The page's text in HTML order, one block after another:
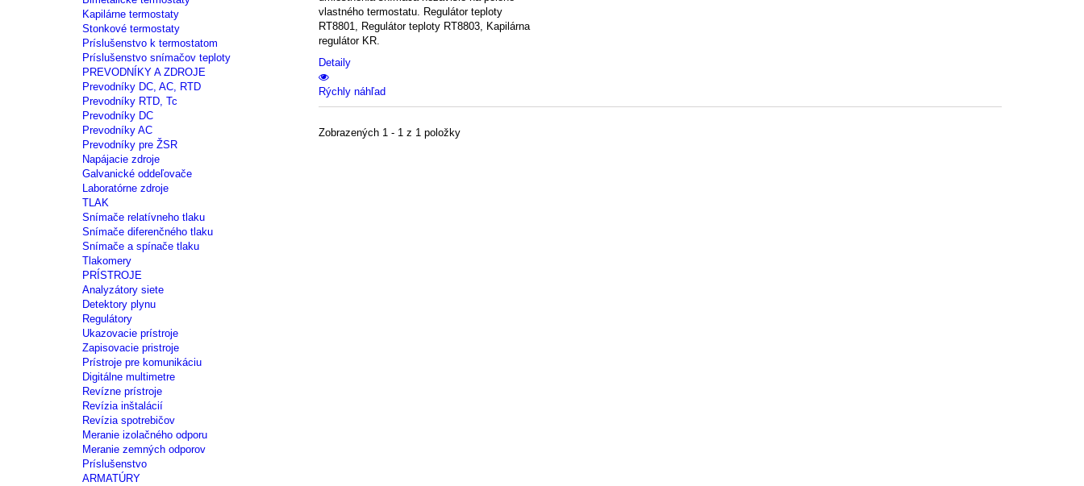
Kapilárne termostaty
Stonkové termostaty
Príslušenstvo k termostatom
Príslušenstvo snímačov teploty
PREVODNÍKY A ZDROJE
Prevodníky DC, AC, RTD
Prevodníky RTD, Tc
Prevodníky DC
Prevodníky AC
Prevodníky pre ŽSR
Napájacie zdroje
Galvanické oddeľovače
Laboratórne zdroje
TLAK
Snímače relatívneho tlaku
Snímače diferenčného tlaku
Snímače a spínače tlaku
Tlakomery
PRÍSTROJE
Analyzátory siete
Detektory plynu
Regulátory
Ukazovacie prístroje
Zapisovacie pristroje
Prístroje pre komunikáciu
Digitálne multimetre
Revízne prístroje
Revízia inštalácií
Revízia spotrebičov
Meranie izolačného odporu
Meranie zemných odporov
Príslušenstvo
ARMATÚRY
vlastného termostatu. Regulátor teploty
RT8801, Regulátor teploty RT8803, Kapilárna
regulátor KR.
Detaily
Rýchly náhľad
Zobrazených 1 - 1 z 1 položky